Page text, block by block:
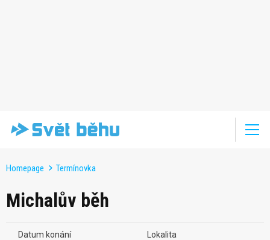
Homepage Termínovka
Michalův běh
Datum konání Lokalita